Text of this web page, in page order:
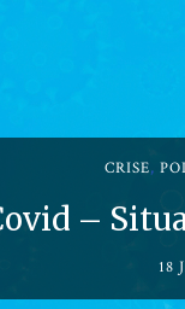
CRISE,
–
18